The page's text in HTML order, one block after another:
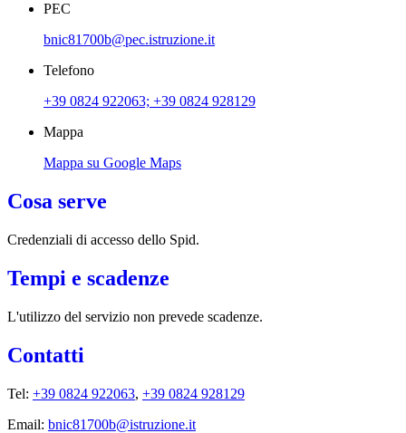
PEC
bnic81700b@pec.istruzione.it
Telefono
+39 0824 922063; +39 0824 928129
Mappa
Mappa su Google Maps
Cosa serve
Credenziali di accesso dello Spid.
Tempi e scadenze
L'utilizzo del servizio non prevede scadenze.
Contatti
Tel: +39 0824 922063, +39 0824 928129
Email: bnic81700b@istruzione.it